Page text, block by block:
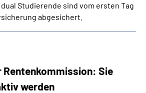
Studierende sind vom ersten Tag
abgesichert.
Rentenkommission: Sie
werden